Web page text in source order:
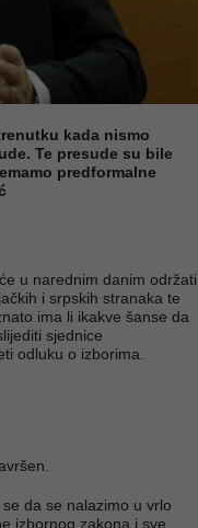
kada nismo
Te presude su bile
predformalne
u narednim danim održati
i srpskih stranaka te
ima li ikakve šanse da
sjednice
odluku o izborima.
da se nalazimo u vrlo
izbornog zakona i sve